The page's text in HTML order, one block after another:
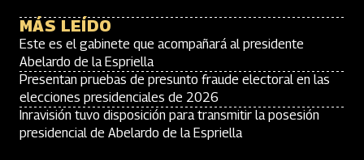
MÁS LEÍDO
Este es el gabinete que acompañará al presidente
Abelardo de la Espriella
Presentan pruebas de presunto fraude electoral en las
elecciones presidenciales de 2026
Inravisión tuvo disposición para transmitir la posesión
presidencial de Abelardo de la Espriella